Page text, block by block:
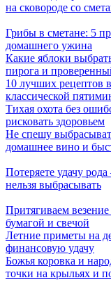
на сковороде со
Грибы в сметане: 5
домашнего ужина
Какие яблоки
пирога и
10 лучших рецептов
классической
Тихая охота без
рисковать здоровьем
Не спешу
домашнее вино и
Потеряете удачу
нельзя выбрасывать
Притягиваем
бумагой и свечой
Летние приметы на
финансовую удачу
Божья коровка и
точки на крыльях и